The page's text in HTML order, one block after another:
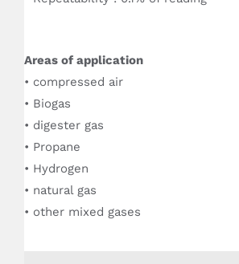
Areas of application
• compressed air
• Biogas
• digester gas
• Propane
• Hydrogen
• natural gas
• other mixed gases